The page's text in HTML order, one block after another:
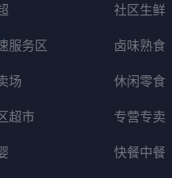
服务区
场
超市
社区生鲜
卤味熟食
休闲零食
专营专卖
快餐中餐